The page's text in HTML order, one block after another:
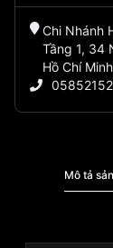
Chi Nhánh
Tầng 1, 34
Hồ Chí Minh
Mô tả